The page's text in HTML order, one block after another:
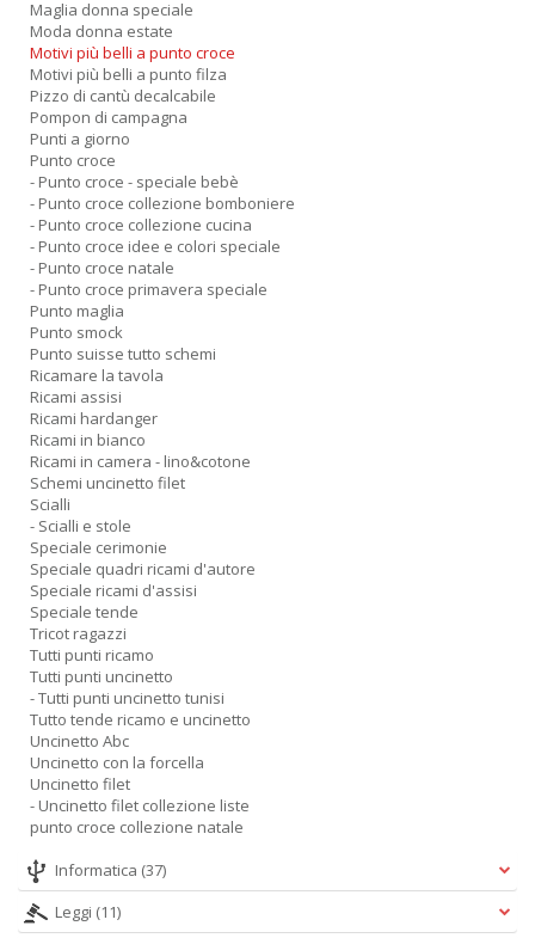
Maglia donna speciale
Moda donna estate
Motivi più belli a punto croce
Motivi più belli a punto filza
Pizzo di cantù decalcabile
Pompon di campagna
Punti a giorno
Punto croce
- Punto croce - speciale bebè
- Punto croce collezione bomboniere
- Punto croce collezione cucina
- Punto croce idee e colori speciale
- Punto croce natale
- Punto croce primavera speciale
Punto maglia
Punto smock
Punto suisse tutto schemi
Ricamare la tavola
Ricami assisi
Ricami hardanger
Ricami in bianco
Ricami in camera - lino&cotone
Schemi uncinetto filet
Scialli
- Scialli e stole
Speciale cerimonie
Speciale quadri ricami d'autore
Speciale ricami d'assisi
Speciale tende
Tricot ragazzi
Tutti punti ricamo
Tutti punti uncinetto
- Tutti punti uncinetto tunisi
Tutto tende ricamo e uncinetto
Uncinetto Abc
Uncinetto con la forcella
Uncinetto filet
- Uncinetto filet collezione liste
punto croce collezione natale
Informatica (37)
Leggi (11)